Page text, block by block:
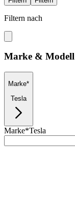
Filtern nach
Marke & Modell
Marke*
Tesla
Marke*Tesla